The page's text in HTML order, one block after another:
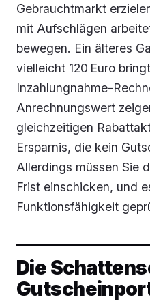
Gebrauchtmarkt
mit Aufschlägen
bewegen. Ein älteres
vielleicht 120 Euro
Inzahlungnahme-
Anrechnungswert
gleichzeitigen
Ersparnis, die kein
Allerdings müssen Sie
Frist einschicken, und
Funktionsfähigkeit
Die